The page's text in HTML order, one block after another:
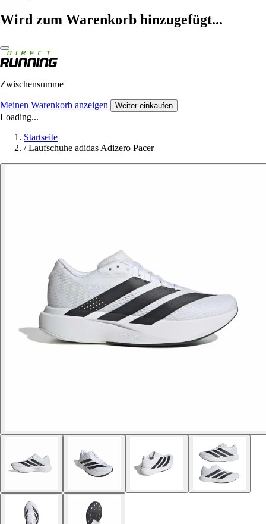
Wird zum Warenkorb hinzugefügt...
Zwischensumme
Meinen Warenkorb anzeigen Weiter einkaufen
Loading...
Startseite
/ Laufschuhe adidas Adizero Pacer